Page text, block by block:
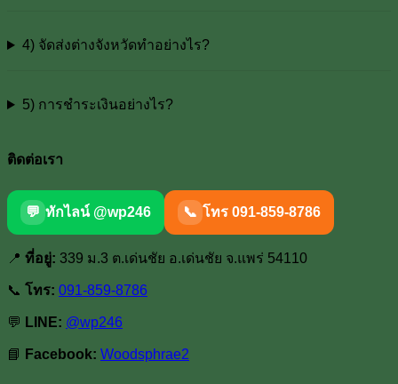
4) จัดส่งต่างจังหวัดทำอย่างไร?
5) การชำระเงินอย่างไร?
ติดต่อเรา
💬 ทักไลน์ @wp246 📞 โทร 091-859-8786
📍 ที่อยู่: 339 ม.3 ต.เด่นชัย อ.เด่นชัย จ.แพร่ 54110
📞 โทร: 091-859-8786
💬 LINE: @wp246
📘 Facebook: Woodsphrae2